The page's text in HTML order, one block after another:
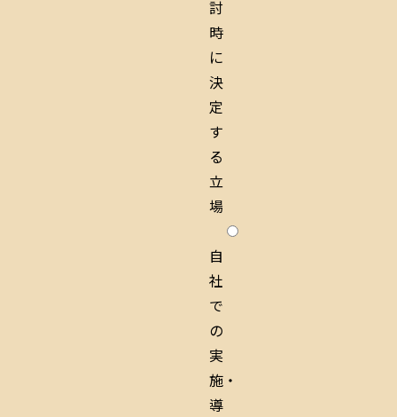
討
時
に
決
定
す
る
立
場
自
社
で
の
実
施・
導